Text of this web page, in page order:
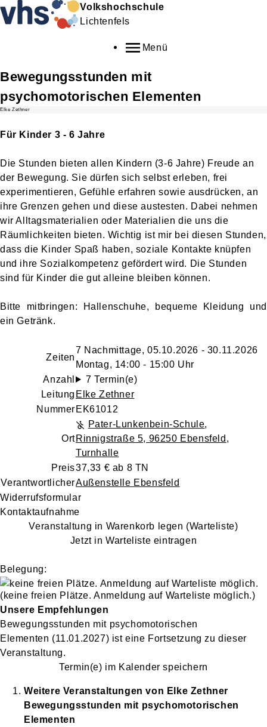
Volkshochschule
Lichtenfels
Menü
Bewegungsstunden mit
psychomotorischen Elementen
Elke Zethner
Für Kinder 3 - 6 Jahre
Die Stunden bieten allen Kindern (3-6 Jahre) Freude an
der Bewegung. Sie dürfen sich selbst erleben, frei
experimentieren, Gefühle erfahren sowie ausdrücken, an
ihre Grenzen gehen und diese austesten. Dabei nehmen
wir Alltagsmaterialien oder Materialien die uns die
Räumlichkeiten bieten. Wichtig ist mir bei diesen Stunden,
dass die Kinder Spaß haben, soziale Kontakte knüpfen
und ihre Sozialkompetenz gefördert wird. Die Stunden
sind für Kinder die gut alleine bleiben können.
Bitte mitbringen: Hallenschuhe, bequeme Kleidung und
ein Getränk.
Zeiten
7 Nachmittage, 05.10.2026 - 30.11.2026
Montag, 14:00 - 15:00 Uhr
Anzahl
7 Termin(e)
Leitung Elke Zethner
Nummer EK61012
Ort
Pater-Lunkenbein-Schule,
Rinnigstraße 5, 96250 Ebensfeld ,
Turnhalle
Preis37,33 € ab 8 TN
VerantwortlicherAußenstelle Ebensfeld
Widerrufsformular
Kontaktaufnahme
Veranstaltung in Warenkorb legen (Warteliste)
Jetzt in Warteliste eintragen
Belegung:
(keine freien Plätze. Anmeldung auf Warteliste möglich.)
Unsere Empfehlungen
Bewegungsstunden mit psychomotorischen
Elementen (11.01.2027) ist eine Fortsetzung zudieser
Veranstaltung.
Termin(e) im Kalender speichern
Weitere Veranstaltungen von Elke Zethner
Bewegungsstunden mit psychomotorischen
Elementen